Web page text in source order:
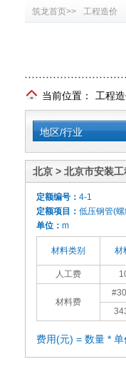
筑龙首页>> 工程造价
当前位置： 工程
地区/行业
北京 > 北京市安装工
定额编号： 4-1
定额项目： 低压钢管(
单位： m
材料类别 材
人工费
材料费
费用(元) = 数量 * 单